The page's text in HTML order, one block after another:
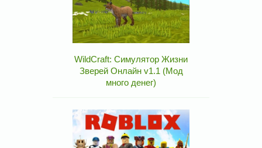
WildCraft: Симулятор Жизни
Зверей Онлайн v1.1 (Мод
много денег)